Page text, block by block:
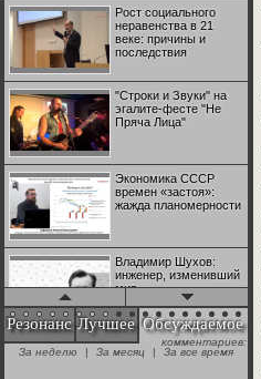
Рост социального
неравенства в 21
веке: причины и
последствия
"Строки и Звуки" на
эгалите-фесте "Не
Пряча Лица"
Экономика СССР
времен «застоя»:
жажда планомерности
Владимир Шухов:
инженер, изменивший
мир
"Аркадий Коц" на
эгалите-фесте "Не
Резонанс Лучшее Обсуждаемое
комментариев:
За неделю
| За месяц | За все время